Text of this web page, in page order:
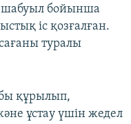
бойынша
іс қозғалған.
туралы
құрылып,
ұстау үшін жедел